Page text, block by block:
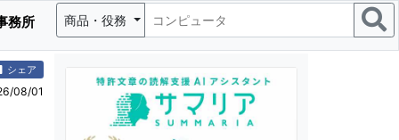
務所 商品・役務
シェア
08/01